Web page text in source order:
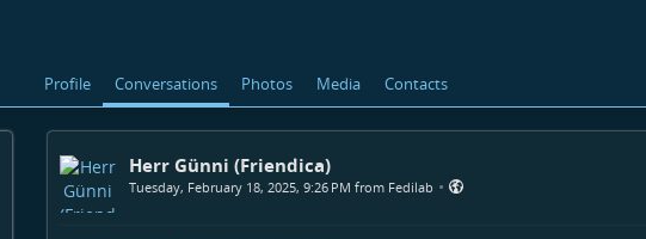
Profile Conversations Photos Media Contacts
Herr Günni (Friendica)
Tuesday, February 18, 2025, 9:26 PM from Fedilab •